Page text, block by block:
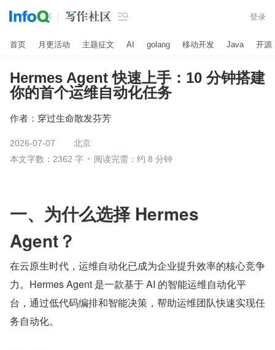
 登录
首页 月更活动 主题征文 AI golang 移动开发 Java 开源
Hermes Agent 快速上手：10 分钟搭建
你的首个运维自动化任务
作者： 穿过生命散发芬芳
2026-07-07
北京
本文字数：2362 字
阅读完需：约 8 分钟
一、为什么选择 Hermes
Agent？
在云原生时代，运维自动化已成为企业提升效率的核心竞争
力。Hermes Agent 是一款基于 AI 的智能运维自动化平
台，通过低代码编排和智能决策，帮助运维团队快速实现任
务自动化。